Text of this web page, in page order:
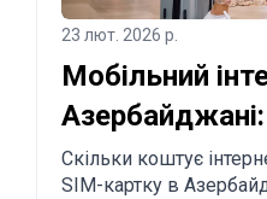
23 лют. 2026 р.
Мобільний
SIM-картку та
Скільки коштує
SIM-картку в